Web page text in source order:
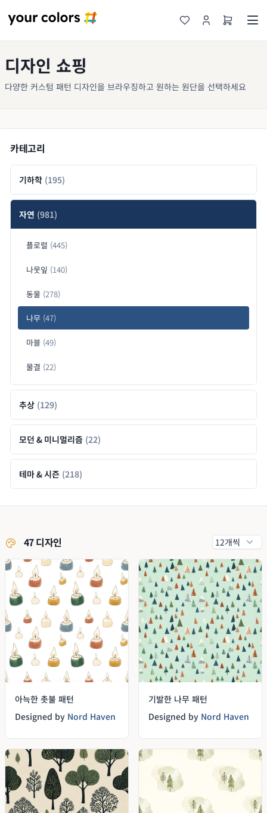
디자인 쇼핑
다양한 커스텀 패턴 디자인을 브라우징하고 원하는 원단을 선택하세요
카테고리
기하학 (195)
자연 (981)
플로럴 (445)
나뭇잎 (140)
동물 (278)
나무 (47)
마블 (49)
물결 (22)
추상 (129)
모던 & 미니멀리즘 (22)
테마 & 시즌 (218)
47 디자인
아늑한 촛불 패턴
Designed by Nord Haven
기발한 나무 패턴
Designed by Nord Haven